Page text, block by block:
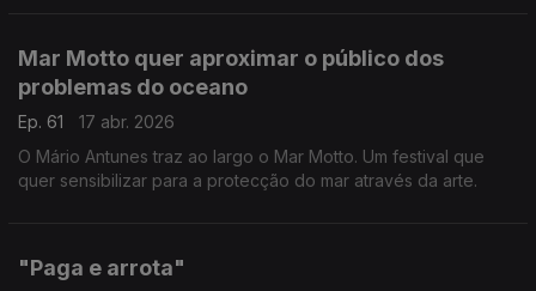
Mar Motto quer aproximar o público dos
problemas do oceano
Ep. 61
17 abr. 2026
O Mário Antunes traz ao largo o Mar Motto. Um festival que
quer sensibilizar para a protecção do mar através da arte.
"Paga e arrota"